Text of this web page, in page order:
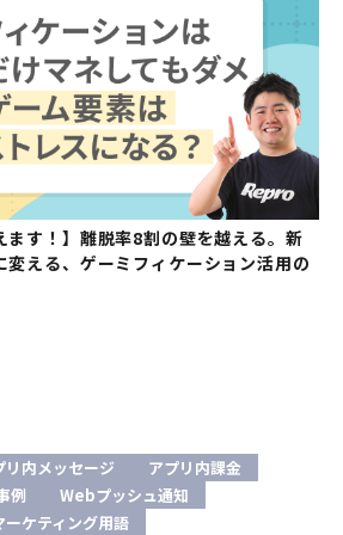
ます！】離脱率8割の壁を越える。新
変える、ゲーミフィケーション活用の
リ内メッセージ
アプリ内課金
例
Webプッシュ通知
ーケティング用語